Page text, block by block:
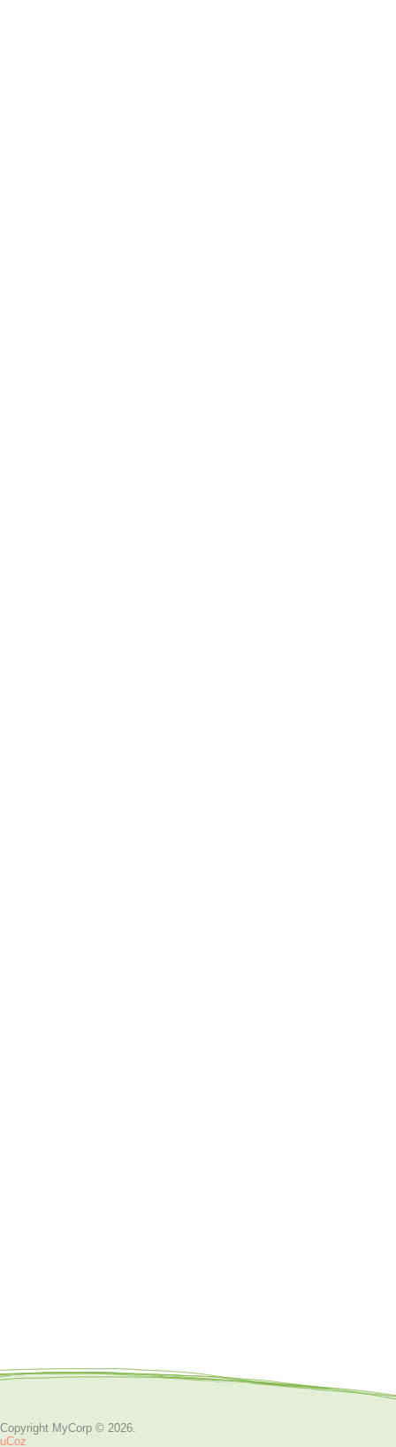
Copyright MyCorp © 2026.
uCoz